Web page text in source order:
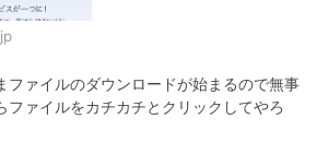
ファイルのダウンロードが始まるので無事
ファイルをカチカチとクリックしてやろ